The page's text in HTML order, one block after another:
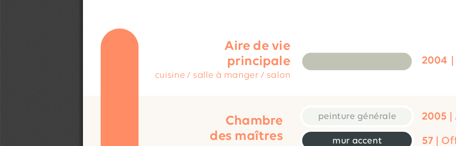
2004
Aire de vie
principale
cuisine / salle à manger / salon
Chambre
des maîtres
57 |
2005 |
peinture générale
mur accent